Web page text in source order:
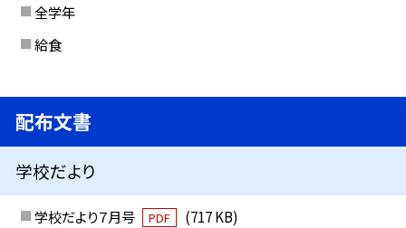
全学年
給食
配布文書
学校だより
学校だより７月号 PDF (717 KB)